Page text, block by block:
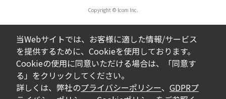
ダウンロードした取扱説明書およびその他す
べての掲載物の変更は一切行わないでくださ
い。お客様による内容の変更により、何らか
の欠陥が生じたとしても、弊社では一切の保
証をいたしません。また、内容の変更の結
果、万一お客様に損害が生じたとしても、弊
Copyright © Icom Inc.
当Webサイトでは、お客様に適した情報/サービス
を提供するために、Cookieを使用しております。
Cookieの使用に同意いただける場合は、「同意す
る」をクリックしてください。
詳しくは、弊社のプライバシーポリシー、 GDPRプ